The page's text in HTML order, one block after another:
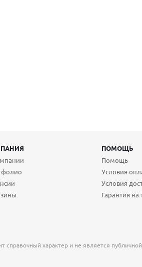
ПОМОЩЬ
Помощь
Условия
Условия
Гарантия на
справочный характер и не является